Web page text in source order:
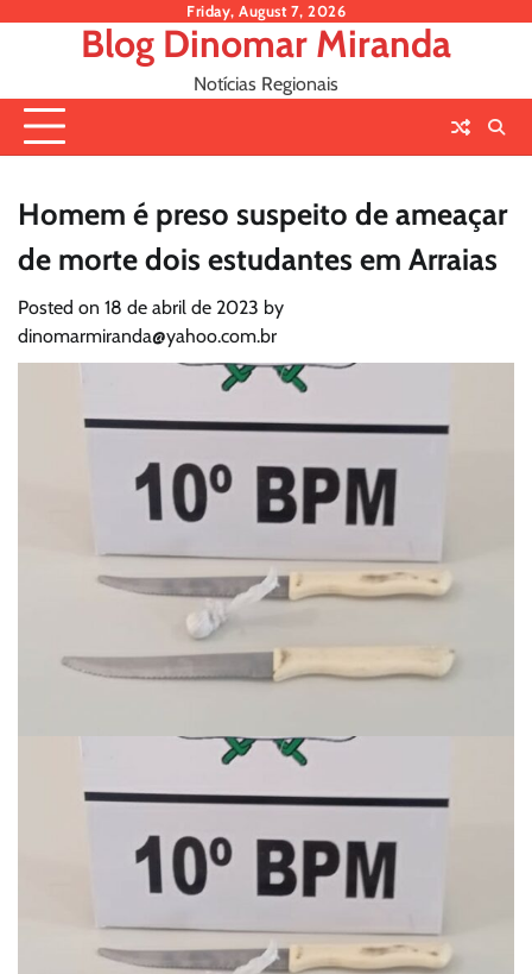
Friday, August 7, 2026
Blog Dinomar Miranda
Notícias Regionais
Homem é preso suspeito de ameaçar
de morte dois estudantes em Arraias
Posted on 18 de abril de 2023 by
dinomarmiranda@yahoo.com.br